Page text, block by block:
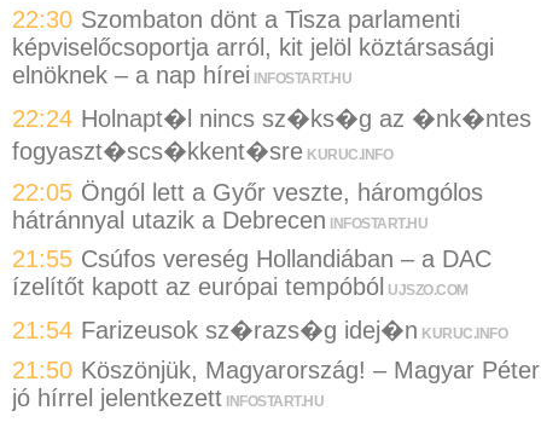
22:30 Szombaton dönt a Tisza parlamenti
képviselőcsoportja arról, kit jelöl köztársasági
elnöknek – a nap hírei
INFOSTART.HU
22:24 Holnapt�l nincs sz�ks�g az �nk�ntes
fogyaszt�scs�kkent�sre KURUC.INFO
22:05 Öngól lett a Győr veszte, háromgólos
hátránnyal utazik a Debrecen INFOSTART.HU
21:55 Csúfos vereség Hollandiában – a DAC
ízelítőt kapott az európai tempóból UJSZO.COM
21:54 Farizeusok sz�razs�g idej�n KURUC.INFO
21:50 Köszönjük, Magyarország! – Magyar Péter
jó hírrel jelentkezett INFOSTART.HU